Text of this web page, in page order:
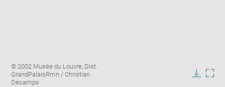
Image
caption:
© 2002 Musée du Louvre, Dist.
GrandPalaisRmn / Christian
Décamps